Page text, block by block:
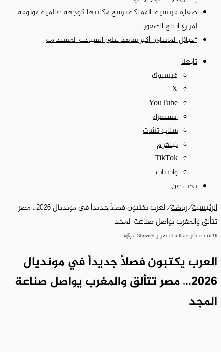
صقارة فرنسية: المملكة ترسخ مكانتها كوجهة عالمية موثوقة
لمزارع إنتاج الصقور
“قبائل الماساي” أكبر شاهد على السياحة المستدامة
تابعنا
فيسبوك
‫X
‫YouTube
انستقرام
سناب تشات
تيلقرام
‫TikTok
واتساب
بحث عن
الرئيسية/رياضة/
العرب يكتبون فصلاً جديداً في مونديال 2026… مصر
تتألق والمغرب يواصل صناعة المجد
الكاتب : سيّار عبدالله الشمريرياضةمقالات وآراء
العرب يكتبون فصلاً جديداً في مونديال
2026… مصر تتألق والمغرب يواصل صناعة
المجد